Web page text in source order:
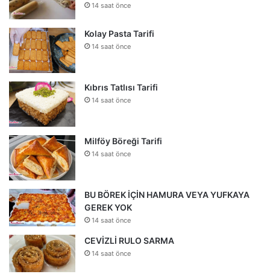
14 saat önce
Kolay Pasta Tarifi
14 saat önce
Kıbrıs Tatlısı Tarifi
14 saat önce
Milföy Böreği Tarifi
14 saat önce
BU BÖREK İÇİN HAMURA VEYA YUFKAYA
GEREK YOK
14 saat önce
CEVİZLİ RULO SARMA
14 saat önce